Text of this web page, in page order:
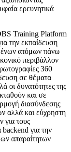
ερευνητικά
Training Platform
την εκπαίδευση
ατόμων πάνω
περιβάλλον
360
σε θέματα
οι δυνατότητες της
και σε
διασύνδεσης
αλλά και εύχρηστη
για τους
για την
απαραίτητων